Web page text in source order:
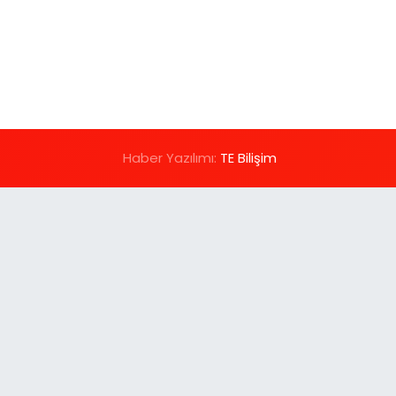
Haber Yazılımı: TE Bilişim